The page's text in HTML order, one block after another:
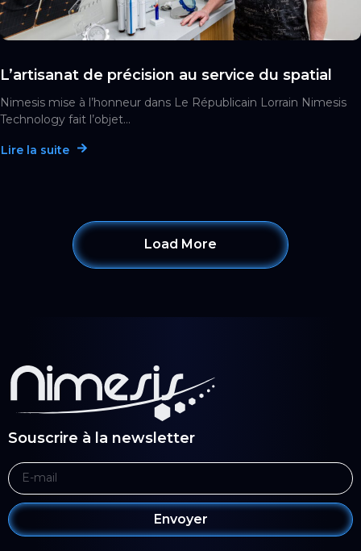
L’artisanat de précision au service du spatial
Nimesis mise à l’honneur dans Le Républicain Lorrain Nimesis
Technology fait l’objet...
Lire la suite
Load More
Souscrire à la newsletter
Envoyer